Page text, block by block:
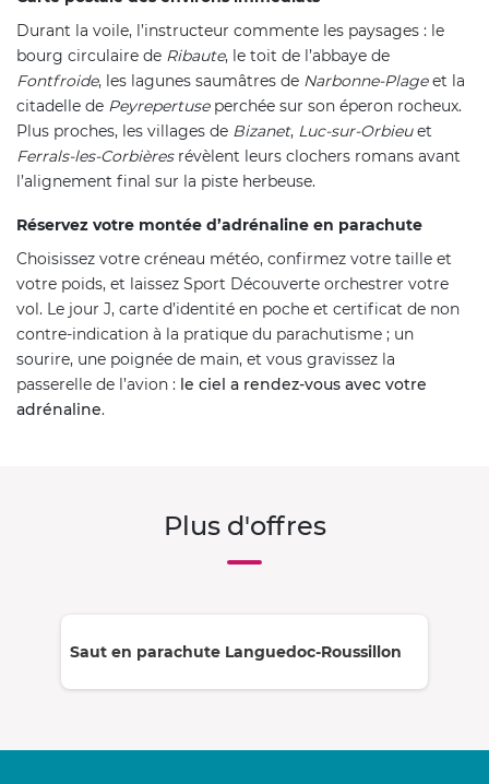
Durant la voile, l’instructeur commente les paysages : le
bourg circulaire de Ribaute, le toit de l’abbaye de
Fontfroide, les lagunes saumâtres de Narbonne-Plageet la
citadelle de Peyrepertuseperchée sur son éperon rocheux.
Plus proches, les villages de Bizanet, Luc-sur-Orbieuet
Ferrals-les-Corbièresrévèlent leurs clochers romans avant
l’alignement final sur la piste herbeuse.
Réservez votre montée d’adrénaline en parachute
Choisissez votre créneau météo, confirmez votre taille et
votre poids, et laissez Sport Découverte orchestrer votre
vol. Le jour J, carte d’identité en poche et certificat de non
contre-indication à la pratique du parachutisme ; un
sourire, une poignée de main, et vous gravissez la
passerelle de l’avion : le ciel a rendez-vous avec votre
adrénaline.
Plus d'offres
Saut en parachute Languedoc-Roussillon